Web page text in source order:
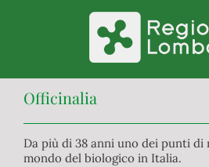
Officinalia
Da più di 38 anni uno dei punti
mondo del biologico in Italia.